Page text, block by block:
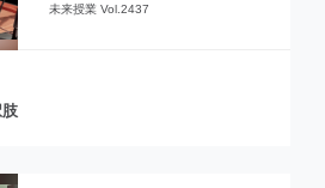
未来授業 Vol.2437